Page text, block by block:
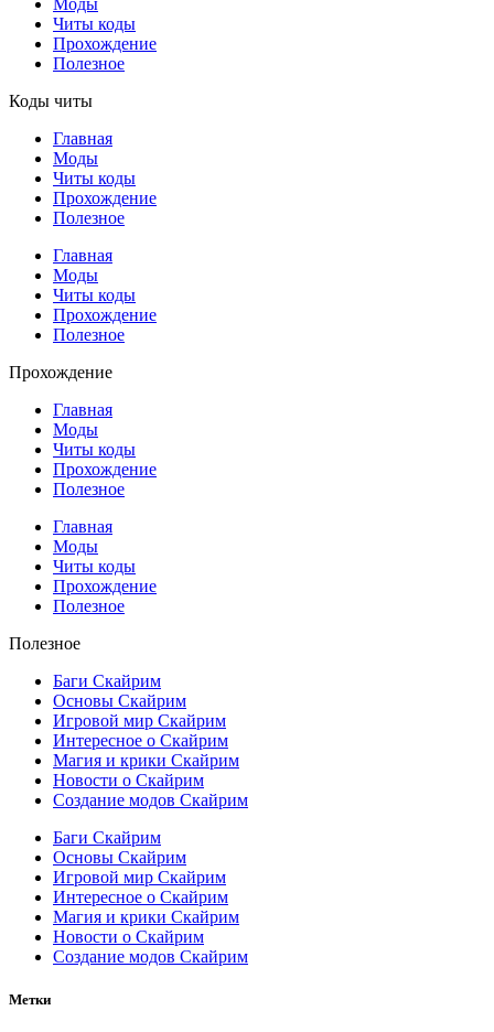
Читы коды
Прохождение
Полезное
Коды читы
Главная
Моды
Читы коды
Прохождение
Полезное
Главная
Моды
Читы коды
Прохождение
Полезное
Прохождение
Главная
Моды
Читы коды
Прохождение
Полезное
Главная
Моды
Читы коды
Прохождение
Полезное
Полезное
Баги Скайрим
Основы Скайрим
Игровой мир Скайрим
Интересное о Скайрим
Магия и крики Скайрим
Новости о Скайрим
Создание модов Скайрим
Баги Скайрим
Основы Скайрим
Игровой мир Скайрим
Интересное о Скайрим
Магия и крики Скайрим
Новости о Скайрим
Создание модов Скайрим
Метки